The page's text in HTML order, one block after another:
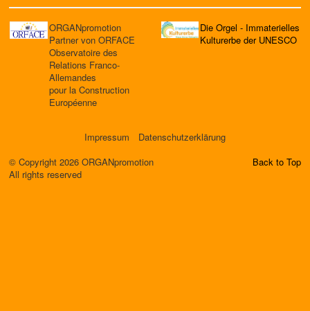
ORGANpromotion
Partner von ORFACE
Observatoire des
Relations Franco-
Allemandes
pour la Construction
Européenne
Die Orgel - Immaterielles
Kulturerbe der UNESCO
Impressum
Datenschutzerklärung
© Copyright 2026 ORGANpromotion
All rights reserved
Back to Top